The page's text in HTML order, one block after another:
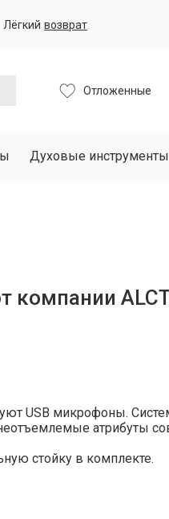
Лёгкий возврат
Отложенные
Духовые инструменты
компании
USB микрофоны.
атрибуты
стойку в комплекте.